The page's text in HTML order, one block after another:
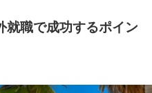
就職で成功するポイン